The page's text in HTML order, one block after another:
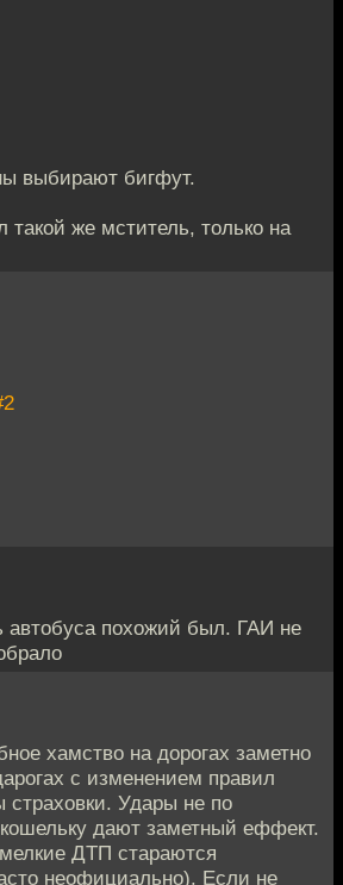
выбирают бигфут.
же мститель, только на
автобуса похожий был. ГАИ не
хамство на дорогах заметно
с изменением правил
Удары не по
дают заметный еффект.
ДТП стараются
неофициально). Если не